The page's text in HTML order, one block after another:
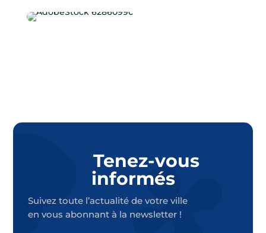
Tenez-vous
informés
Suivez toute l’actualité de votre ville
en vous abonnant à la newsletter !